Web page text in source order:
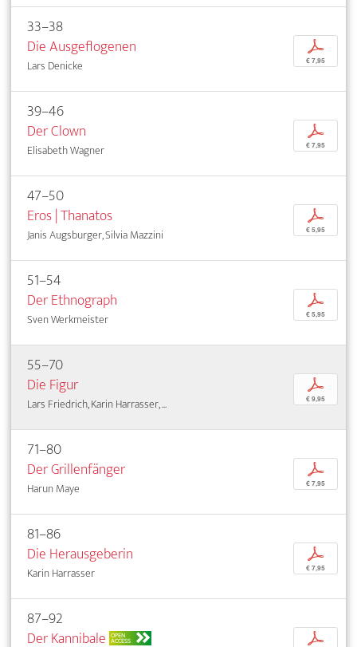
33–38
Die Ausgeflogenen
Lars Denicke
p
€ 7,95
39–46
Der Clown
Elisabeth Wagner
p
€ 7,95
47–50
Eros | Thanatos
Janis Augsburger, Silvia Mazzini
p
€ 5,95
51–54
Der Ethnograph
Sven Werkmeister
p
€ 5,95
55–70
Die Figur
Lars Friedrich, Karin Harrasser, ...
p
€ 9,95
71–80
Der Grillenfänger
Harun Maye
p
€ 7,95
81–86
Die Herausgeberin
Karin Harrasser
p
€ 7,95
87–92
Der Kannibale OPEN
ACCESS p